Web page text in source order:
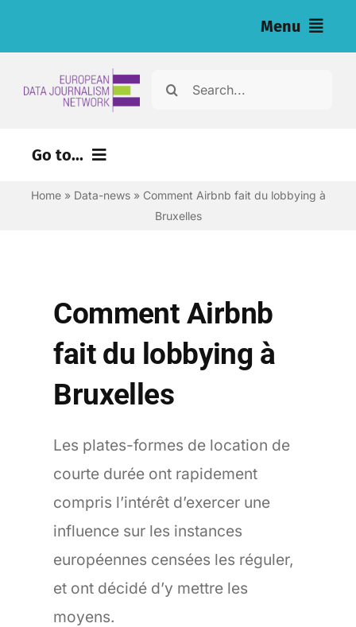
Menu
Search
Go to...
Home» Data-news» Comment Airbnb fait du lobbying à
Bruxelles
Comment Airbnb
fait du lobbying à
Bruxelles
Les plates-formes de location de
courte durée ont rapidement
compris l’intérêt d’exercer une
influence sur les instances
européennes censées les réguler,
et ont décidé d’y mettre les
moyens.